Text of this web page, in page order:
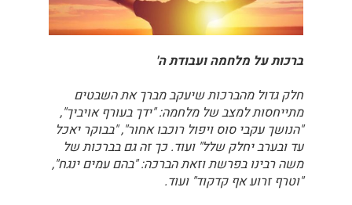
ברכות על מלחמה ועבודת ה'
חלק גדול מהברכות שיעקב מברך את השבטים
מתייחסות למצב של מלחמה: "ידך בעורף אויביך",
"הנושך עקבי סוס ויפול רוכבו אחור", "בבוקר יאכל
עד ובערב יחלק שלל" ועוד. כך זה גם בברכות של
משה רבינו בפרשת וזאת הברכה: "בהם עמים ינגח",
"וטרף זרוע אף קדקוד" ועוד.